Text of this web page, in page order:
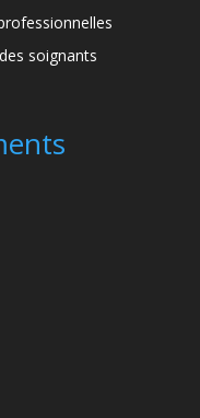
soignants